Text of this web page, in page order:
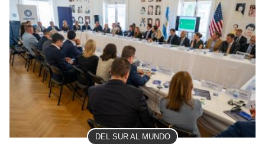
DEL SUR AL MUNDO